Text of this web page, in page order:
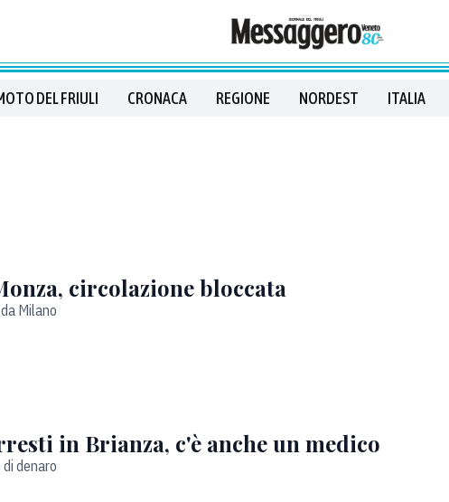
DEL FRIULI CRONACA REGIONE NORDEST ITALIA
circolazione bloccata
Milano
in Brianza, c'è anche un medico
denaro